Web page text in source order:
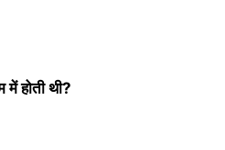
होती थी?